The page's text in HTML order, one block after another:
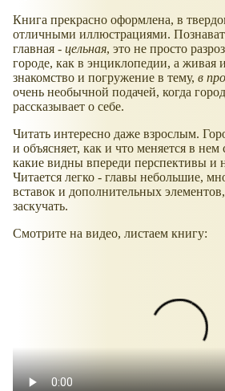
Книга прекрасно оформлена, в
отличными иллюстрациями.
главная - цельная, это не просто
городе, как в энциклопедии, а живая
знакомство и погружение в тему, в
очень необычной подачей, когда
рассказывает о себе.
Читать интересно даже взрослым.
и объясняет, как и что меняется в
какие видны впереди перспективы и
Читается легко - главы небольшие,
вставок и дополнительных
заскучать.
Смотрите на видео, листаем книгу: